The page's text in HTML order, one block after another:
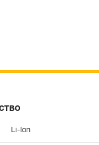
Li-Ion